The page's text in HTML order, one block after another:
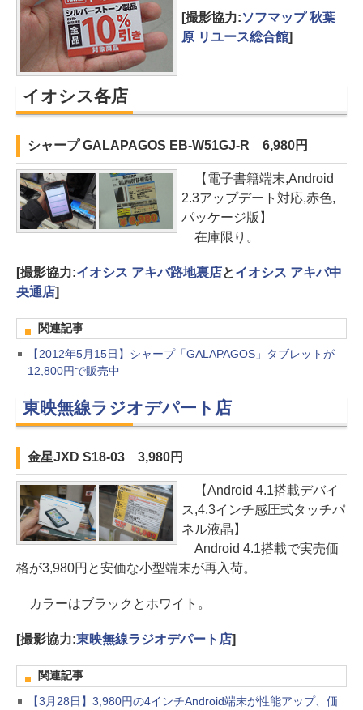
[撮影協力:ソフマップ 秋葉
原 リユース総合館]
イオシス各店
シャープ GALAPAGOS EB-W51GJ-R 6,980円
【電子書籍端末,Android
2.3アップデート対応,赤色,
パッケージ版】
在庫限り。
[撮影協力:イオシス アキバ路地裏店とイオシス アキバ中
央通店]
関連記事
【2012年5月15日】シャープ「GALAPAGOS」タブレットが
12,800円で販売中
東映無線ラジオデパート店
金星JXD S18-03 3,980円
【Android 4.1搭載デバイ
ス,4.3インチ感圧式タッチパ
ネル液晶】
Android 4.1搭載で実売価
格が3,980円と安価な小型端末が再入荷。
カラーはブラックとホワイト。
[撮影協力:東映無線ラジオデパート店]
関連記事
【3月28日】3,980円の4インチAndroid端末が性能アップ、価